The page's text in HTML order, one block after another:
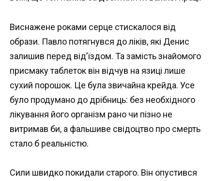
Виснажене роками серце стискалося від
образи. Павло потягнувся до ліків, які Денис
залишив перед від’їздом. Та замість знайомого
присмаку таблеток він відчув на язиці лише
сухий порошок. Це була звичайна крейда. Усе
було продумано до дрібниць: без необхідного
лікування його організм рано чи пізно не
витримав би, а фальшиве свідоцтво про смерть
стало б реальністю.
Сили швидко покидали старого. Він опустився